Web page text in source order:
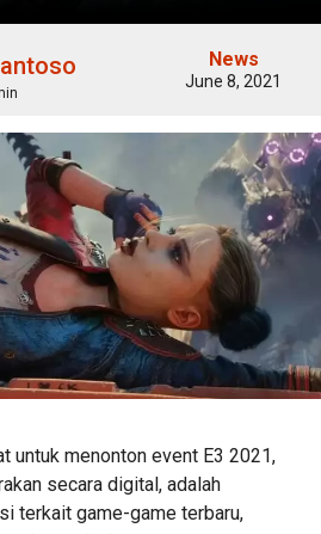
News
June 8, 2021
untuk menonton event E3 2021,
secara digital, adalah
terkait game-game terbaru,